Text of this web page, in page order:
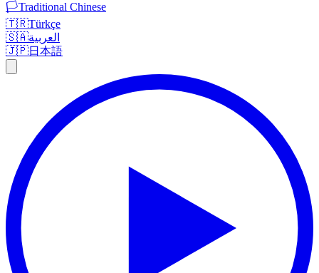
🏳️Traditional Chinese
🇹🇷Türkçe
🇸🇦العربية
🇯🇵日本語